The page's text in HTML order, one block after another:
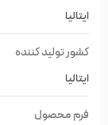
تشدید مشکلات
می‌شود، مراقبت
ایجاد شده این
به نظر محققان
ایتالیا
کشور تولید کننده
ایتالیا
فرم محصول